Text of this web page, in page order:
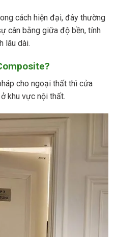
cách hiện đại, đây thường
cân bằng giữa độ bền, tính
lâu dài.
cho ngoại thất thì cửa
khu vực nội thất.